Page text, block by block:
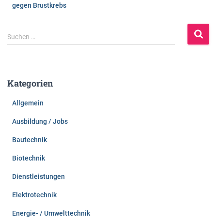
gegen Brustkrebs
S
u
n
Suchen …
Kategorien
Allgemein
Ausbildung / Jobs
Bautechnik
Biotechnik
Dienstleistungen
Elektrotechnik
Energie- / Umwelttechnik